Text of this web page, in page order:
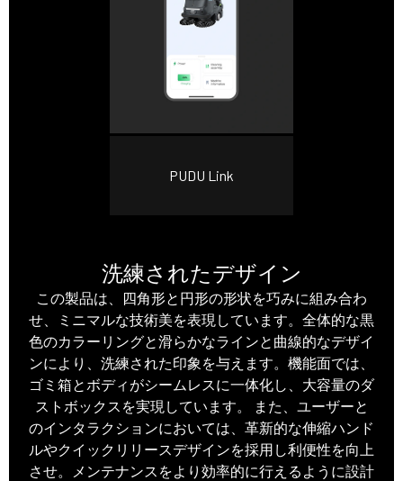
PUDU Link
洗練されたデザイン
この製品は、四角形と円形の形状を巧みに組み合わ
せ、ミニマルな技術美を表現しています。全体的な黒
色のカラーリングと滑らかなラインと曲線的なデザイ
ンにより、洗練された印象を与えます。機能面では、
ゴミ箱とボディがシームレスに一体化し、大容量のダ
ストボックスを実現しています。 また、ユーザーと
のインタラクションにおいては、革新的な伸縮ハンド
ルやクイックリリースデザインを採用し利便性を向上
させ。メンテナンスをより効率的に行えるように設計